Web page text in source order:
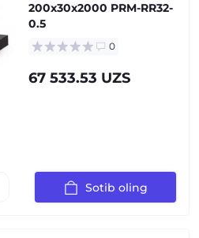
200x30x2000 PRM-RR32-
0.5
0
67 533.53 UZS
Sotib oling